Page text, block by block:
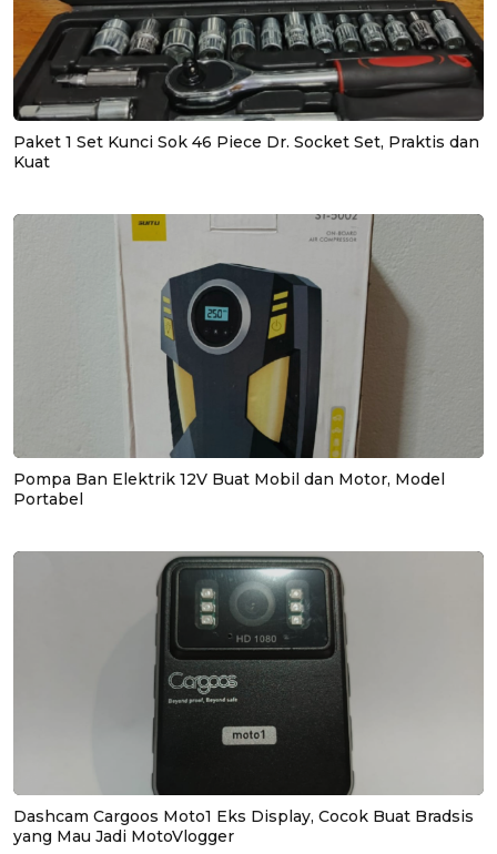
Paket 1 Set Kunci Sok 46 Piece Dr. Socket Set, Praktis dan
Kuat
Pompa Ban Elektrik 12V Buat Mobil dan Motor, Model
Portabel
Dashcam Cargoos Moto1 Eks Display, Cocok Buat Bradsis
yang Mau Jadi MotoVlogger